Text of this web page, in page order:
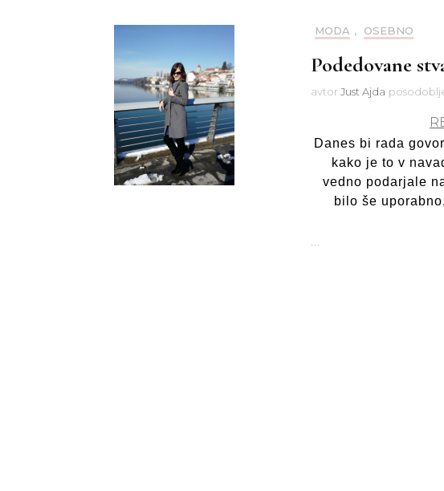
MODA , OSEBNO
Podedovane
avtor Just Ajda
Danes bi rada
kako je to v
vedno podarjale
bilo še
…